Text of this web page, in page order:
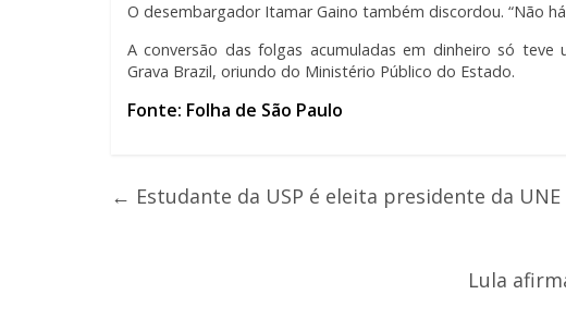
O desembargador Itamar Gaino também discordou. “Não
A conversão das folgas acumuladas em dinheiro só
Grava Brazil, oriundo do Ministério Público do Estado.
Fonte: Folha de São Paulo
← Estudante da USP é eleita presidente da UNE
Lula